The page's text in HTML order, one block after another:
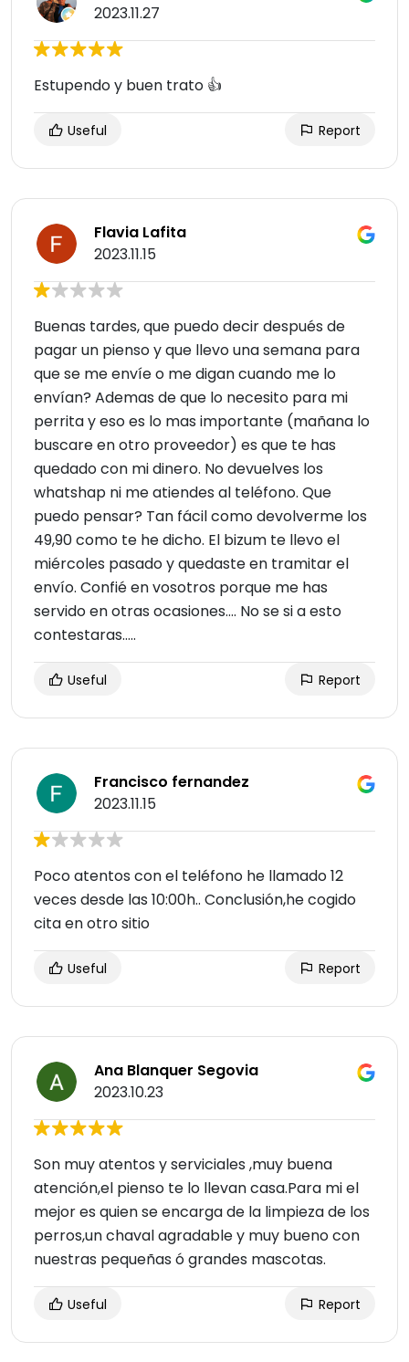
2023.11.27
Estupendo y buen trato 👍
Useful Report
Flavia Lafita
2023.11.15
Buenas tardes, que puedo decir después de
pagar un pienso y que llevo una semana para
que se me envíe o me digan cuando me lo
envían? Ademas de que lo necesito para mi
perrita y eso es lo mas importante (mañana lo
buscare en otro proveedor) es que te has
quedado con mi dinero. No devuelves los
whatshap ni me atiendes al teléfono. Que
puedo pensar? Tan fácil como devolverme los
49,90 como te he dicho. El bizum te llevo el
miércoles pasado y quedaste en tramitar el
envío. Confié en vosotros porque me has
servido en otras ocasiones…. No se si a esto
contestaras…..
Useful Report
Francisco fernandez
2023.11.15
Poco atentos con el teléfono he llamado 12
veces desde las 10:00h.. Conclusión,he cogido
cita en otro sitio
Useful Report
Ana Blanquer Segovia
2023.10.23
Son muy atentos y serviciales ,muy buena
atención,el pienso te lo llevan casa.Para mi el
mejor es quien se encarga de la limpieza de los
perros,un chaval agradable y muy bueno con
nuestras pequeñas ó grandes mascotas.
Useful Report